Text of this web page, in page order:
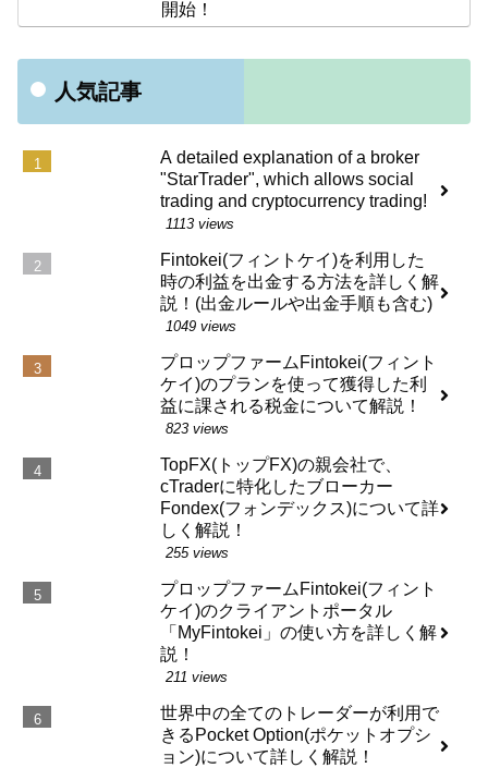
開始！
人気記事
A detailed explanation of a broker
"StarTrader", which allows social
trading and cryptocurrency trading!
1113 views
Fintokei(フィントケイ)を利用した
時の利益を出金する方法を詳しく解
説！(出金ルールや出金手順も含む)
1049 views
プロップファームFintokei(フィント
ケイ)のプランを使って獲得した利
益に課される税金について解説！
823 views
TopFX(トップFX)の親会社で、
cTraderに特化したブローカー
Fondex(フォンデックス)について詳
しく解説！
255 views
プロップファームFintokei(フィント
ケイ)のクライアントポータル
「MyFintokei」の使い方を詳しく解
説！
211 views
世界中の全てのトレーダーが利用で
きるPocket Option(ポケットオプシ
ョン)について詳しく解説！